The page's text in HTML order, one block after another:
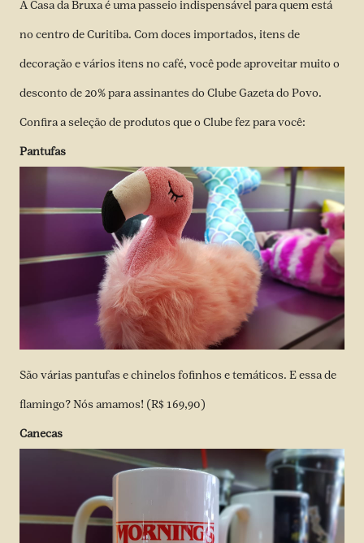
A Casa da Bruxa é uma passeio indispensável para quem está
no centro de Curitiba. Com doces importados, itens de
decoração e vários itens no café, você pode aproveitar muito o
desconto de 20% para assinantes do Clube Gazeta do Povo.
Confira a seleção de produtos que o Clube fez para você:
Pantufas
São várias pantufas e chinelos fofinhos e temáticos. E essa de
flamingo? Nós amamos! (R$ 169,90)
Canecas